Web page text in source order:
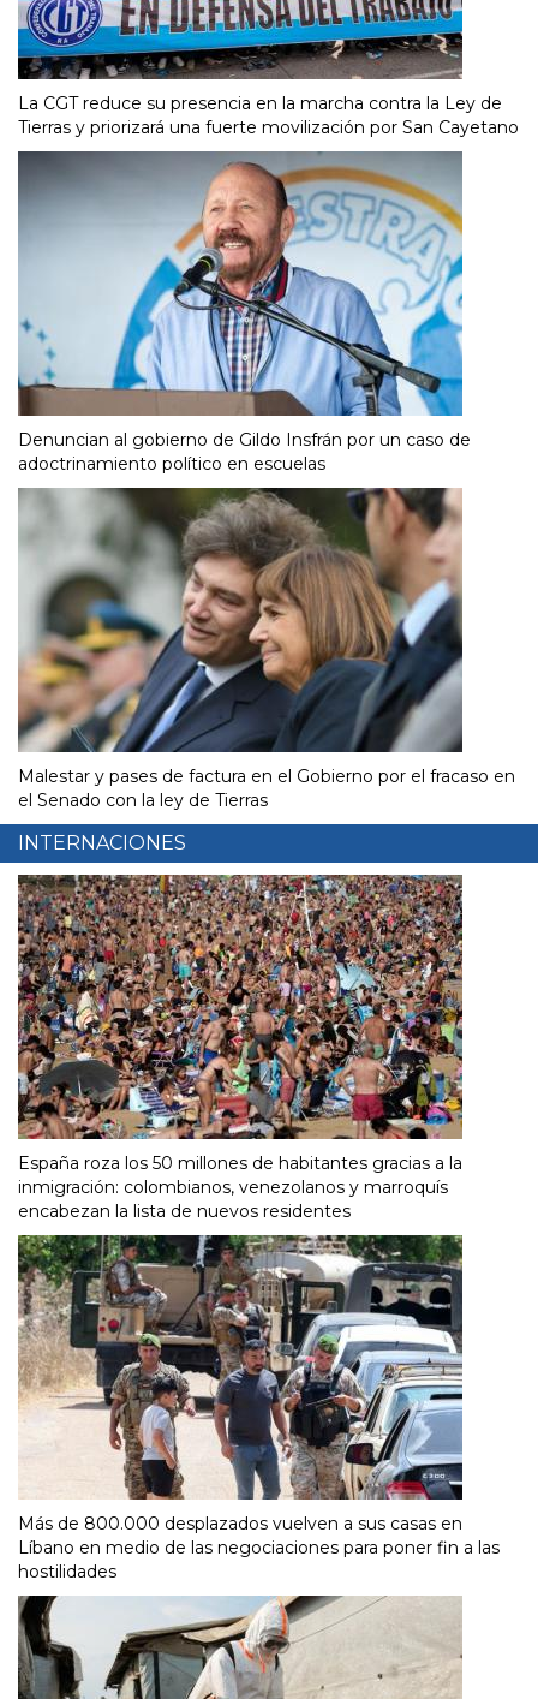
La CGT reduce su presencia en la marcha contra la Ley de
Tierras y priorizará una fuerte movilización por San Cayetano
Denuncian al gobierno de Gildo Insfrán por un caso de
adoctrinamiento político en escuelas
Malestar y pases de factura en el Gobierno por el fracaso en
el Senado con la ley de Tierras
INTERNACIONES
España roza los 50 millones de habitantes gracias a la
inmigración: colombianos, venezolanos y marroquís
encabezan la lista de nuevos residentes
Más de 800.000 desplazados vuelven a sus casas en
Líbano en medio de las negociaciones para poner fin a las
hostilidades